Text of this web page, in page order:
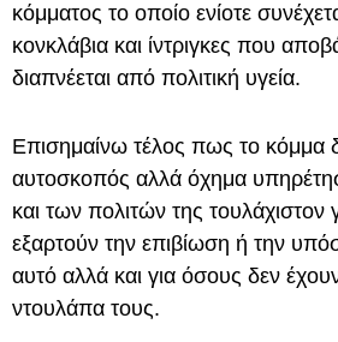
κόμματος το οποίο ενίοτε
κονκλάβια και ίντριγκες που
διαπνέεται από πολιτική υγεία.
Επισημαίνω τέλος πως το κόμμα
αυτοσκοπός αλλά όχημα
και των πολιτών της τουλάχιστον
εξαρτούν την επιβίωση ή την
αυτό αλλά και για όσους δεν
ντουλάπα τους.